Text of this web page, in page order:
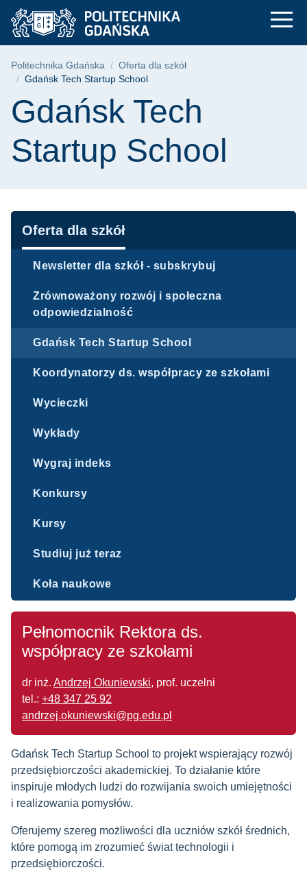
Przejdź
do
menu
Przejdź
do
wyszukiwarki
Przejdź
do
treści
Gdańsk Tech
Ścieżka nawigacyjna
Politechnika Gdańska
Oferta dla szkół
Gdańsk Tech Startup School
Treść strony
Gdańsk Tech
Startup School
Nawigacja
Oferta dla szkół
Newsletter dla szkół - subskrybuj
Zrównoważony rozwój i społeczna
odpowiedzialność
Gdańsk Tech Startup School
Koordynatorzy ds. współpracy ze szkołami
Wycieczki
Wykłady
Wygraj indeks
Konkursy
Kursy
Studiuj już teraz
Koła naukowe
Pełnomocnik Rektora ds.
współpracy ze szkołami
dr inż. Andrzej Okuniewski, prof. uczelni
tel.: +48 347 25 92
andrzej.okuniewski@pg.edu.pl
Gdańsk Tech Startup School to projekt wspierający rozwój
przedsiębiorczości akademickiej. To działanie które
inspiruje młodych ludzi do rozwijania swoich umiejętności
i realizowania pomysłów.
Oferujemy szereg możliwości dla uczniów szkół średnich,
które pomogą im zrozumieć świat technologii i
przedsiębiorczości.